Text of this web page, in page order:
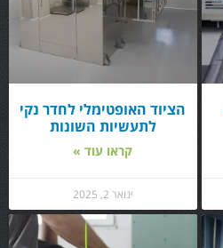
הציוד האופטימלי לחדר נקי
לתעשיות השונות
קראו עוד »
ינואר 2, 2025